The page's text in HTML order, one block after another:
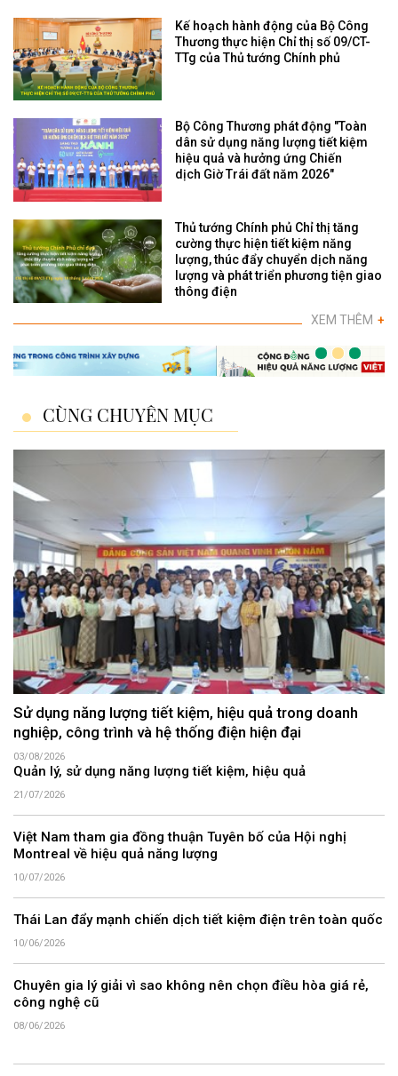
Kế hoạch hành động của Bộ Công
Thương thực hiện Chỉ thị số 09/CT-
TTg của Thủ tướng Chính phủ
Bộ Công Thương phát động "Toàn
dân sử dụng năng lượng tiết kiệm
hiệu quả và hưởng ứng Chiến
dịch Giờ Trái đất năm 2026"
Thủ tướng Chính phủ Chỉ thị tăng
cường thực hiện tiết kiệm năng
lượng, thúc đẩy chuyển dịch năng
lượng và phát triển phương tiện giao
thông điện
XEM THÊM +
CÙNG CHUYÊN MỤC
Sử dụng năng lượng tiết kiệm, hiệu quả trong doanh
nghiệp, công trình và hệ thống điện hiện đại
03/08/2026
Quản lý, sử dụng năng lượng tiết kiệm, hiệu quả
21/07/2026
Việt Nam tham gia đồng thuận Tuyên bố của Hội nghị
Montreal về hiệu quả năng lượng
10/07/2026
Thái Lan đẩy mạnh chiến dịch tiết kiệm điện trên toàn quốc
10/06/2026
Chuyên gia lý giải vì sao không nên chọn điều hòa giá rẻ,
công nghệ cũ
08/06/2026